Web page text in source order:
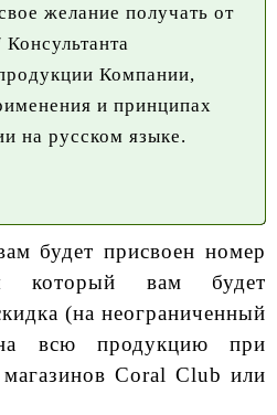
желание получать от
Компании,
и принципах
на русском языке.
будет присвоен номер
который вам будет
(на неограниченный
всю продукцию при
Coral Club или